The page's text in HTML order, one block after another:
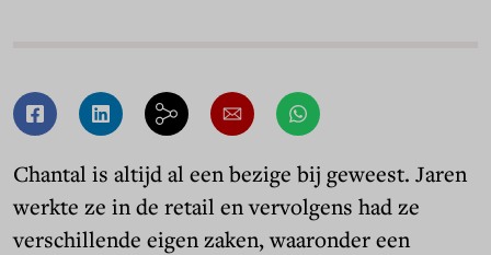
Chantal is altijd al een bezige bij geweest. Jaren
werkte ze in de retail en vervolgens had ze
verschillende eigen zaken, waaronder een